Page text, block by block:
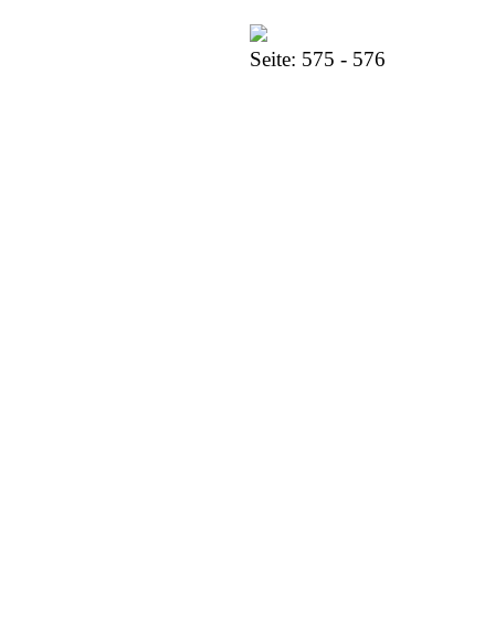
Seite: 575 - 576